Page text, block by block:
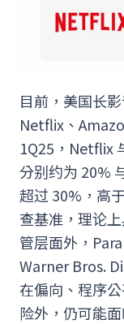
目前，美国长
Netflix、
1Q25，Netflix
分别约为 20%
超过 30%，高
查基准，理论
管层面外，
Warner Bros.
在偏向、程序
险外，仍可能